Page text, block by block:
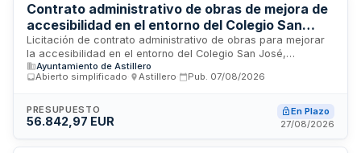
Contrato administrativo de obras de mejora de
accesibilidad en el entorno del Colegio San
José
Licitación de contrato administrativo de obras para mejorar
la accesibilidad en el entorno del Colegio San José,
promovida por el Ayuntamiento de Astillero. El contrato se
rige por la Ley de Contratos del Sector Público y requiere
financiera y técnica, así como una póliza de responsabilidad
civil mínima de 600.000 euros. La garantía definitiva será del
Ayuntamiento de Astillero
Abierto simplificado
Astillero Pub. 07/08/2026
PRESUPUESTO
56.842,97 EUR
En Plazo
27/08/2026